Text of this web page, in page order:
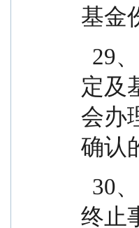
基金
定及
会办
确认
终止